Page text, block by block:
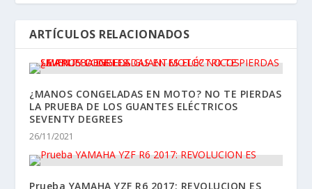
06/10/2021